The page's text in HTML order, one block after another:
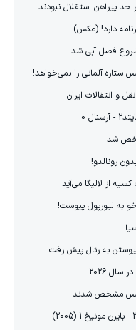
حد پیراهن استقلال نبودند
شروع فصل آبی شد
آلمانی را نمی‌خواهد!
و انتقالات ایران
0
شد
رونالدو!
از لالیگا می‌آید
به لیورپول پیوست!
پیوستن به رئال پیش رفت
مشخص شدند